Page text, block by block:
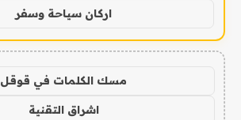
اركان سياحة وسفر
مسك الكلمات في قوقل
اشراق التقنية